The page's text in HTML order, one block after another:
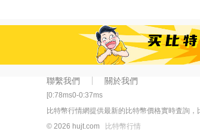
聯繫我們 關於我們
[0:78ms0-0:37ms
比特幣行情網提供最新的比特幣價格實時査詢
© 2026 hujt.com
比特幣行情